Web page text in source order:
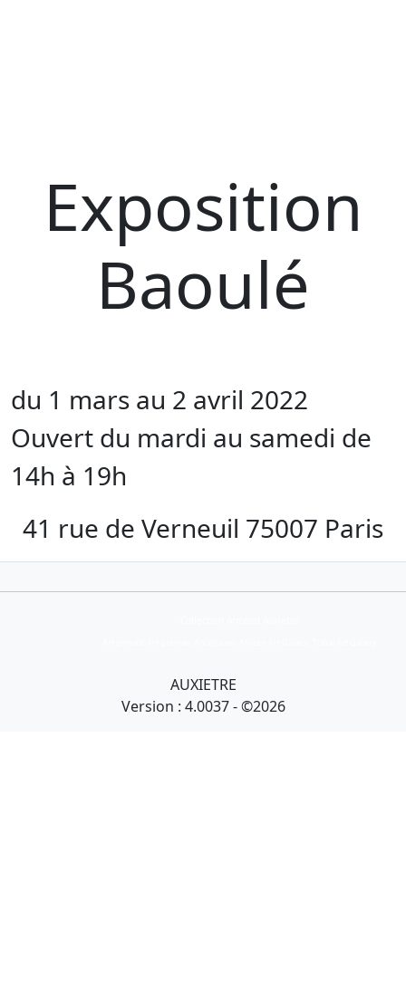
Exposition
Baoulé
du 1 mars au 2 avril 2022
Ouvert du mardi au samedi de
14h à 19h
41 rue de Verneuil 75007 Paris
AUXIETRE
Version : 4.0037 - ©2026